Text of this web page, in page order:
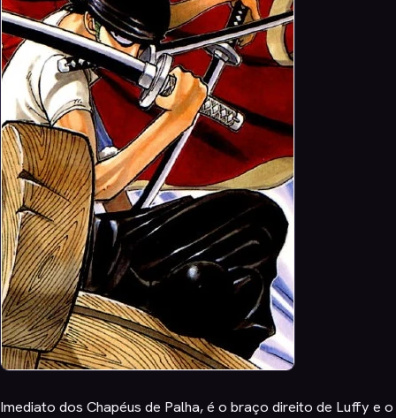
Imediato dos Chapéus de Palha, é o braço direito de Luffy e o